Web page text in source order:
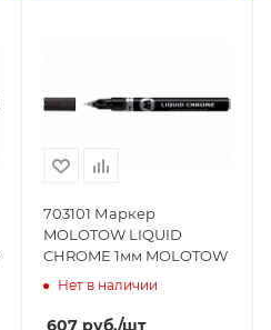
703101 Маркер
MOLOTOW LIQUID
CHROME 1мм MOLOTOW
Нет в наличии
607 руб./шт